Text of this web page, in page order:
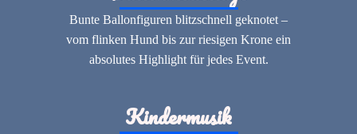
Bunte Ballonfiguren blitzschnell geknotet –
vom flinken Hund bis zur riesigen Krone ein
absolutes Highlight für jedes Event.
Kindermusik